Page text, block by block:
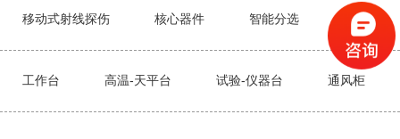
移动式射线探伤 核心器件 智能分选
工作台 高温-天平台 试验-仪器台 通风柜